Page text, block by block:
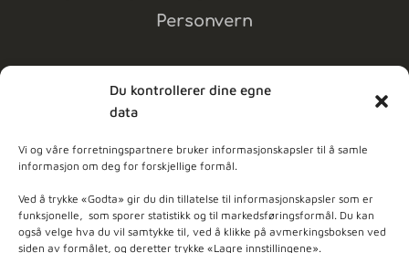
Du kontrollerer dine egne
data
Vi og våre forretningspartnere bruker informasjonskapsler til å samle
informasjon om deg for forskjellige formål.
Ved å trykke «Godta» gir du din tillatelse til informasjonskapsler som er
funksjonelle, som sporer statistikk og til markedsføringsformål. Du kan
også velge hva du vil samtykke til, ved å klikke på avmerkingsboksen ved
siden av formålet, og deretter trykke «Lagre innstillingene».
Personvern
MELD DEG PÅ NYHETSBREV
- Basert på103anmeldelser